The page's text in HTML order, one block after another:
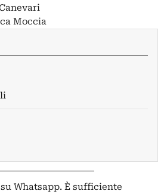
Moccia
Whatsapp. È sufficiente